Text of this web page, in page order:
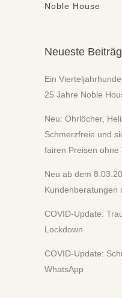
Noble House
Neueste
Ein
25 Jahre Noble
Neu: Ohrlöcher,
Schmerzfreie und
fairen Preisen ohne
Neu ab dem
Kundenberatungen
COVID-Update:
Lockdown
COVID-Update:
WhatsApp